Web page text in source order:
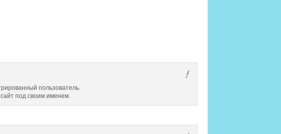
пользователь.
под своим именем.